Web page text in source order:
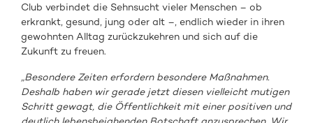
Club verbindet die Sehnsucht vieler Menschen – ob
erkrankt, gesund, jung oder alt –, endlich wieder in ihren
gewohnten Alltag zurückzukehren und sich auf die
Zukunft zu freuen.
„Besondere Zeiten erfordern besondere Maßnahmen.
Deshalb haben wir gerade jetzt diesen vielleicht mutigen
Schritt gewagt, die Öffentlichkeit mit einer positiven und